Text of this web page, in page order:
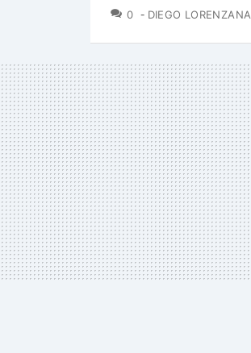
0 COMENTARIOS
DIEGO LORENZANA